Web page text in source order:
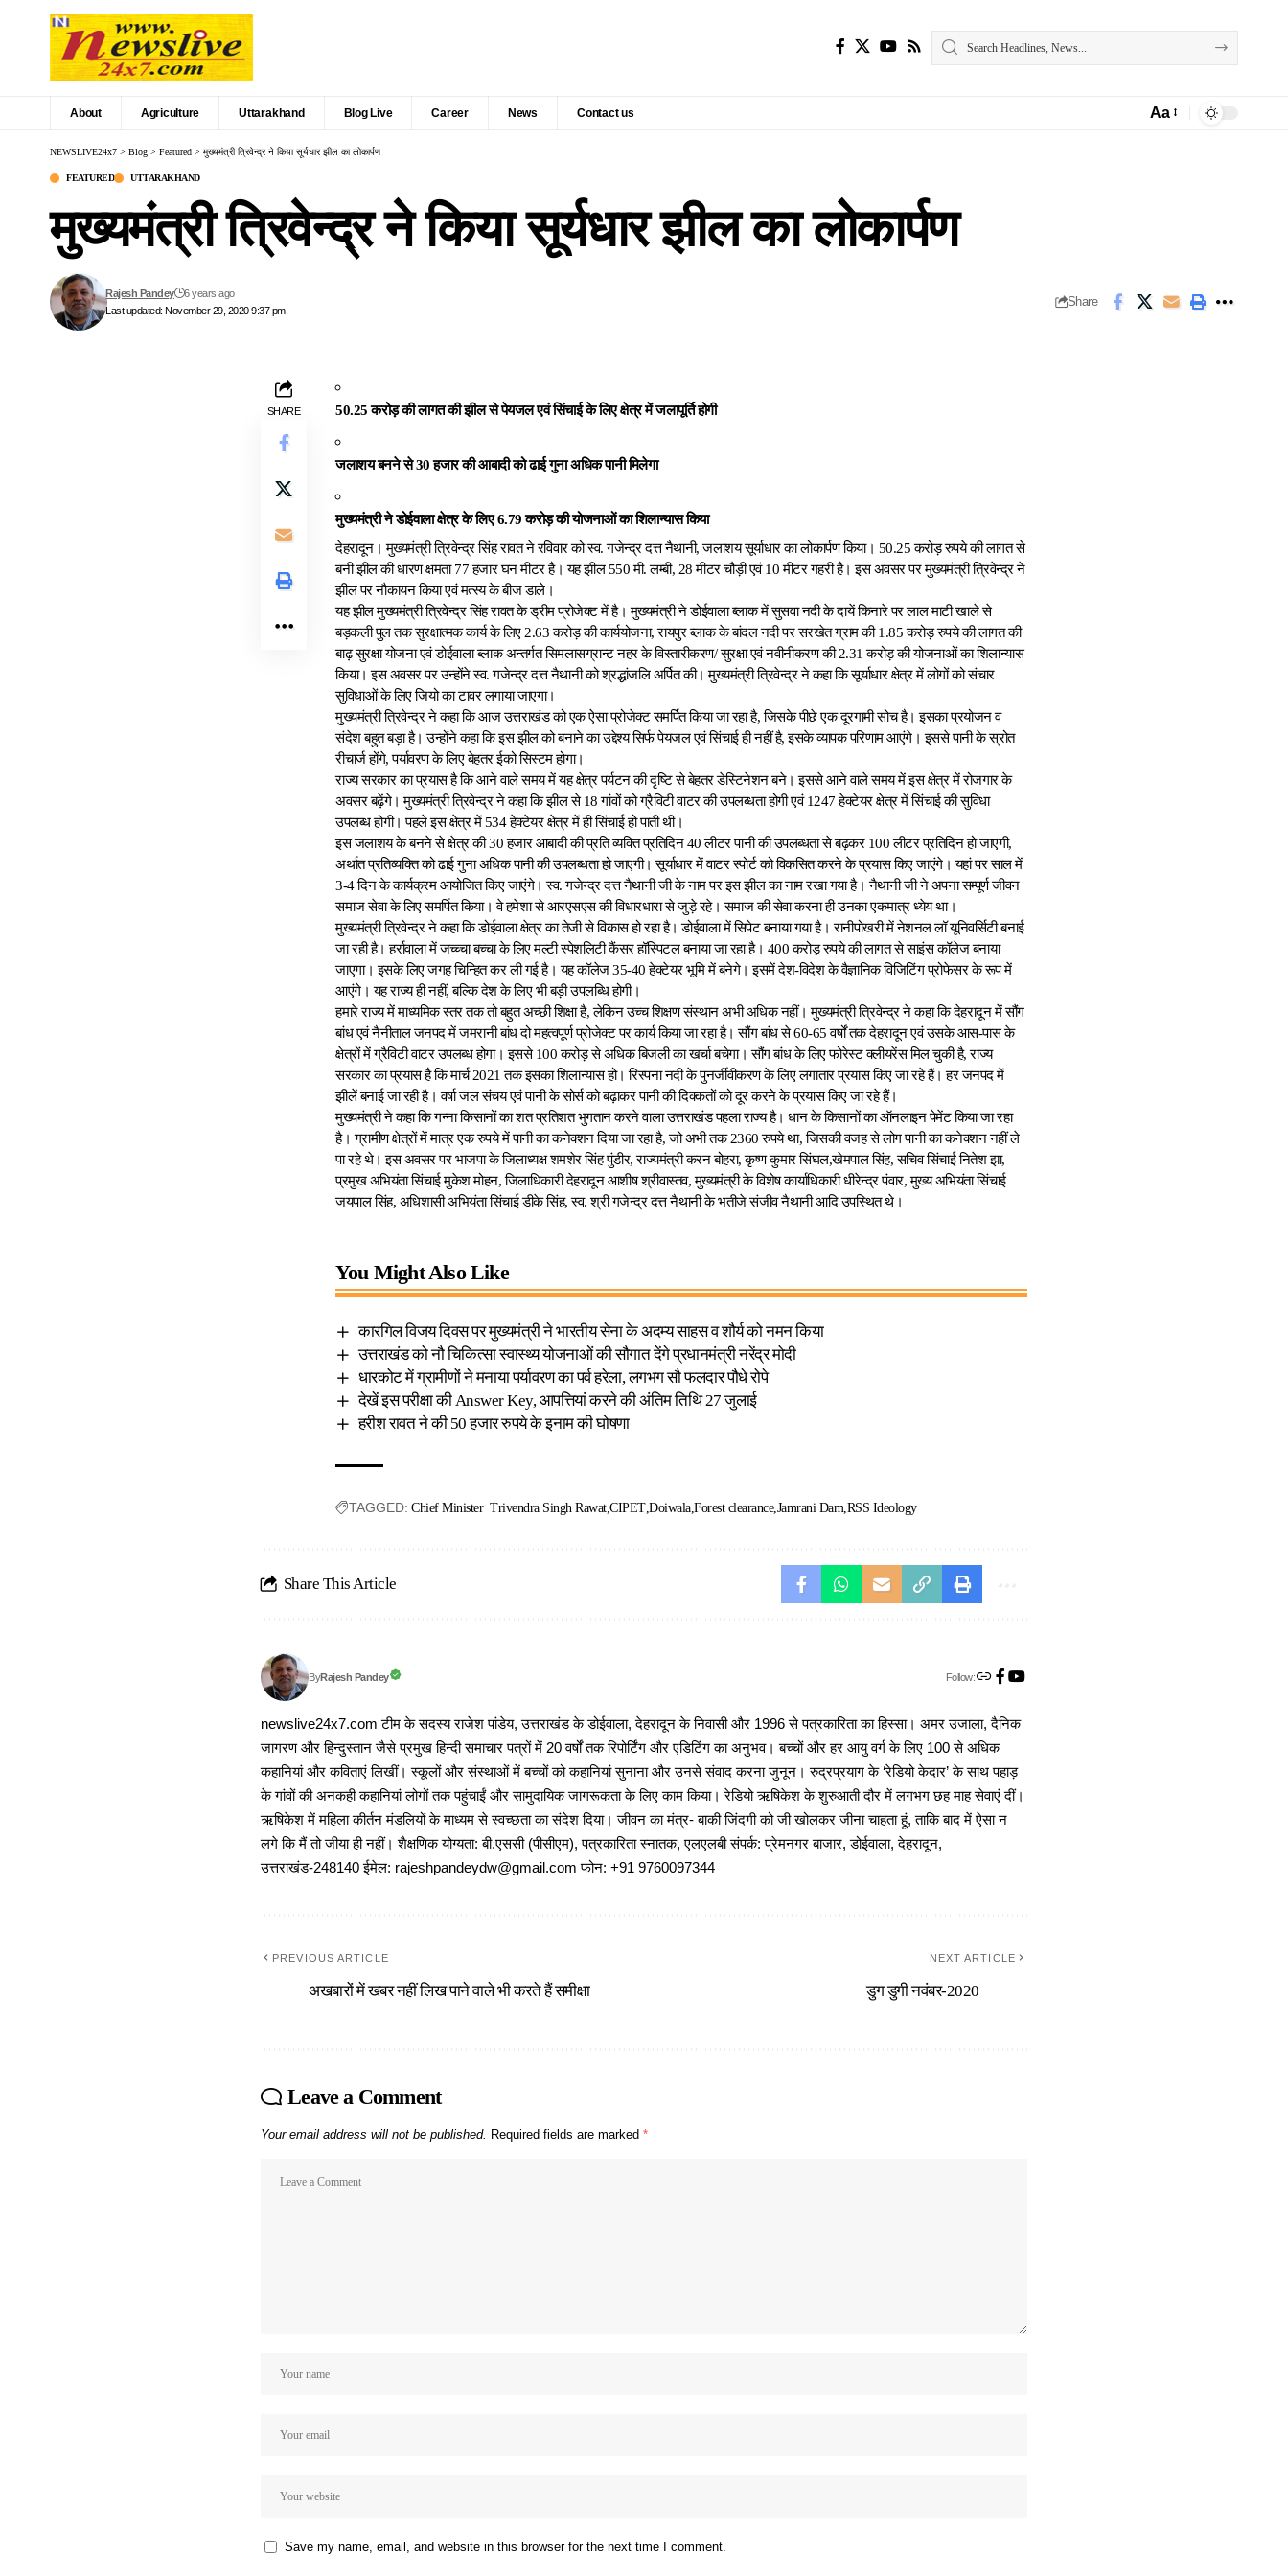
About Agriculture Uttarakhand Blog Live Career News Contact us Aa
NEWSLIVE24x7 > Blog > Featured > मुख्यमंत्री त्रिवेन्द्र ने किया सूर्यधार झील का लोकार्पण
FEATURED UTTARAKHAND
मुख्यमंत्री त्रिवेन्द्र ने किया सूर्यधार झील का लोकार्पण
Last updated: November 29, 2020 9:37 pm
Rajesh Pandey 6 years ago
Share
SHARE 50.25 करोड़ की लागत की झील से पेयजल एवं सिंचाई के लिए क्षेत्र में जलापूर्ति होगी
जलाशय बनने से 30 हजार की आबादी को ढाई गुना अधिक पानी मिलेगा
मुख्यमंत्री ने डोईवाला क्षेत्र के लिए 6.79 करोड़ की योजनाओं का शिलान्यास किया
देहरादून। मुख्यमंत्री त्रिवेन्द्र सिंह रावत ने रविवार को स्व. गजेन्द्र दत्त नैथानी, जलाशय सूर्याधार का लोकार्पण किया। 50.25 करोड़ रुपये की लागत से
बनी झील की धारण क्षमता 77 हजार घन मीटर है। यह झील 550 मी. लम्बी, 28 मीटर चौड़ी एवं 10 मीटर गहरी है। इस अवसर पर मुख्यमंत्री त्रिवेन्द्र ने
झील पर नौकायन किया एवं मत्स्य के बीज डाले।
यह झील मुख्यमंत्री त्रिवेन्द्र सिंह रावत के ड्रीम प्रोजेक्ट में है। मुख्यमंत्री ने डोईवाला ब्लाक में सुसवा नदी के दायें किनारे पर लाल माटी खाले से
बड़कली पुल तक सुरक्षात्मक कार्य के लिए 2.63 करोड़ की कार्ययोजना, रायपुर ब्लाक के बांदल नदी पर सरखेत ग्राम की 1.85 करोड़ रुपये की लागत की
बाढ़ सुरक्षा योजना एवं डोईवाला ब्लाक अन्तर्गत सिमलासग्रान्ट नहर के विस्तारीकरण/ सुरक्षा एवं नवीनीकरण की 2.31 करोड़ की योजनाओं का शिलान्यास
किया। इस अवसर पर उन्होंने स्व. गजेन्द्र दत्त नैथानी को श्रद्धांजलि अर्पित की। मुख्यमंत्री त्रिवेन्द्र ने कहा कि सूर्याधार क्षेत्र में लोगों को संचार
सुविधाओं के लिए जियो का टावर लगाया जाएगा।
मुख्यमंत्री त्रिवेन्द्र ने कहा कि आज उत्तराखंड को एक ऐसा प्रोजेक्ट समर्पित किया जा रहा है, जिसके पीछे एक दूरगामी सोच है। इसका प्रयोजन व
संदेश बहुत बड़ा है। उन्होंने कहा कि इस झील को बनाने का उद्देश्य सिर्फ पेयजल एवं सिंचाई ही नहीं है, इसके व्यापक परिणाम आएंगे। इससे पानी के स्रोत
रीचार्ज होंगे, पर्यावरण के लिए बेहतर ईको सिस्टम होगा।
राज्य सरकार का प्रयास है कि आने वाले समय में यह क्षेत्र पर्यटन की दृष्टि से बेहतर डेस्टिनेशन बने। इससे आने वाले समय में इस क्षेत्र में रोजगार के
अवसर बढ़ेंगे। मुख्यमंत्री त्रिवेन्द्र ने कहा कि झील से 18 गांवों को ग्रैविटी वाटर की उपलब्धता होगी एवं 1247 हेक्टेयर क्षेत्र में सिंचाई की सुविधा
उपलब्ध होगी। पहले इस क्षेत्र में 534 हेक्टेयर क्षेत्र में ही सिंचाई हो पाती थी।
इस जलाशय के बनने से क्षेत्र की 30 हजार आबादी की प्रति व्यक्ति प्रतिदिन 40 लीटर पानी की उपलब्धता से बढ़कर 100 लीटर प्रतिदिन हो जाएगी,
अर्थात प्रतिव्यक्ति को ढाई गुना अधिक पानी की उपलब्धता हो जाएगी। सूर्याधार में वाटर स्पोर्ट को विकसित करने के प्रयास किए जाएंगे। यहां पर साल में
3-4 दिन के कार्यक्रम आयोजित किए जाएंगे। स्व. गजेन्द्र दत्त नैथानी जी के नाम पर इस झील का नाम रखा गया है। नैथानी जी ने अपना सम्पूर्ण जीवन
समाज सेवा के लिए समर्पित किया। वे हमेशा से आरएसएस की विधारधारा से जुड़े रहे। समाज की सेवा करना ही उनका एकमात्र ध्येय था।
मुख्यमंत्री त्रिवेन्द्र ने कहा कि डोईवाला क्षेत्र का तेजी से विकास हो रहा है। डोईवाला में सिपेट बनाया गया है। रानीपोखरी में नेशनल लॉ यूनिवर्सिटी बनाई
जा रही है। हर्रावाला में जच्च्चा बच्चा के लिए मल्टी स्पेशलिटी कैंसर हॉस्पिटल बनाया जा रहा है। 400 करोड़ रुपये की लागत से साइंस कॉलेज बनाया
जाएगा। इसके लिए जगह चिन्हित कर ली गई है। यह कॉलेज 35-40 हेक्टेयर भूमि में बनेगे। इसमें देश-विदेश के वैज्ञानिक विजिटिंग प्रोफेसर के रूप में
आएंगे। यह राज्य ही नहीं, बल्कि देश के लिए भी बड़ी उपलब्धि होगी।
हमारे राज्य में माध्यमिक स्तर तक तो बहुत अच्छी शिक्षा है, लेकिन उच्च शिक्षण संस्थान अभी अधिक नहीं। मुख्यमंत्री त्रिवेन्द्र ने कहा कि देहरादून में सौंग
बांध एवं नैनीताल जनपद में जमरानी बांध दो महत्वपूर्ण प्रोजेक्ट पर कार्य किया जा रहा है। सौंग बांध से 60-65 वर्षों तक देहरादून एवं उसके आस-पास के
क्षेत्रों में ग्रैविटी वाटर उपलब्ध होगा। इससे 100 करोड़ से अधिक बिजली का खर्चा बचेगा। सौंग बांध के लिए फोरेस्ट क्लीयरेंस मिल चुकी है, राज्य
सरकार का प्रयास है कि मार्च 2021 तक इसका शिलान्यास हो। रिस्पना नदी के पुनर्जीवीकरण के लिए लगातार प्रयास किए जा रहे हैं। हर जनपद में
झीलें बनाई जा रही है। वर्षा जल संचय एवं पानी के सोर्स को बढ़ाकर पानी की दिक्कतों को दूर करने के प्रयास किए जा रहे हैं।
मुख्यमंत्री ने कहा कि गन्ना किसानों का शत प्रतिशत भुगतान करने वाला उत्तराखंड पहला राज्य है। धान के किसानों का ऑनलाइन पेमेंट किया जा रहा
है। ग्रामीण क्षेत्रों में मात्र एक रुपये में पानी का कनेक्शन दिया जा रहा है, जो अभी तक 2360 रुपये था, जिसकी वजह से लोग पानी का कनेक्शन नहीं ले
पा रहे थे। इस अवसर पर भाजपा के जिलाध्यक्ष शमशेर सिंह पुंडीर, राज्यमंत्री करन बोहरा, कृष्ण कुमार सिंघल,खेमपाल सिंह, सचिव सिंचाई नितेश झा,
प्रमुख अभियंता सिंचाई मुकेश मोहन, जिलाधिकारी देहरादून आशीष श्रीवास्तव, मुख्यमंत्री के विशेष कार्याधिकारी धीरेन्द्र पंवार, मुख्य अभियंता सिंचाई
जयपाल सिंह, अधिशासी अभियंता सिंचाई डीके सिंह, स्व. श्री गजेन्द्र दत्त नैथानी के भतीजे संजीव नैथानी आदि उपस्थित थे।
You Might Also Like
कारगिल विजय दिवस पर मुख्यमंत्री ने भारतीय सेना के अदम्य साहस व शौर्य को नमन किया
उत्तराखंड को नौ चिकित्सा स्वास्थ्य योजनाओं की सौगात देंगे प्रधानमंत्री नरेंद्र मोदी
धारकोट में ग्रामीणों ने मनाया पर्यावरण का पर्व हरेला, लगभग सौ फलदार पौधे रोपे
देखें इस परीक्षा की Answer Key, आपत्तियां करने की अंतिम तिथि 27 जुलाई
हरीश रावत ने की 50 हजार रुपये के इनाम की घोषणा
TAGGED: Chief Minister Trivendra Singh Rawat CIPET Doiwala Forest clearance Jamrani Dam RSS Ideology
Share This Article
ByRajesh Pandey Follow:
newslive24x7.com टीम के सदस्य राजेश पांडेय, उत्तराखंड के डोईवाला, देहरादून के निवासी और 1996 से पत्रकारिता का हिस्सा। अमर उजाला, दैनिक
जागरण और हिन्दुस्तान जैसे प्रमुख हिन्दी समाचार पत्रों में 20 वर्षों तक रिपोर्टिंग और एडिटिंग का अनुभव। बच्चों और हर आयु वर्ग के लिए 100 से अधिक
कहानियां और कविताएं लिखीं। स्कूलों और संस्थाओं में बच्चों को कहानियां सुनाना और उनसे संवाद करना जुनून। रुद्रप्रयाग के ‘रेडियो केदार’ के साथ पहाड़
के गांवों की अनकही कहानियां लोगों तक पहुंचाईं और सामुदायिक जागरूकता के लिए काम किया। रेडियो ऋषिकेश के शुरुआती दौर में लगभग छह माह सेवाएं दीं।
ऋषिकेश में महिला कीर्तन मंडलियों के माध्यम से स्वच्छता का संदेश दिया। जीवन का मंत्र- बाकी जिंदगी को जी खोलकर जीना चाहता हूं, ताकि बाद में ऐसा न
लगे कि मैं तो जीया ही नहीं। शैक्षणिक योग्यता: बी.एससी (पीसीएम), पत्रकारिता स्नातक, एलएलबी संपर्क: प्रेमनगर बाजार, डोईवाला, देहरादून,
उत्तराखंड-248140 ईमेल: rajeshpandeydw@gmail.com फोन: +91 9760097344
PREVIOUS ARTICLE
अखबारों में खबर नहीं लिख पाने वाले भी करते हैं समीक्षा
NEXT ARTICLE
डुग डुगी नवंबर-2020
Leave a Comment
Your email address will not be published. Required fields are marked *
Save my name, email, and website in this browser for the next time I comment.